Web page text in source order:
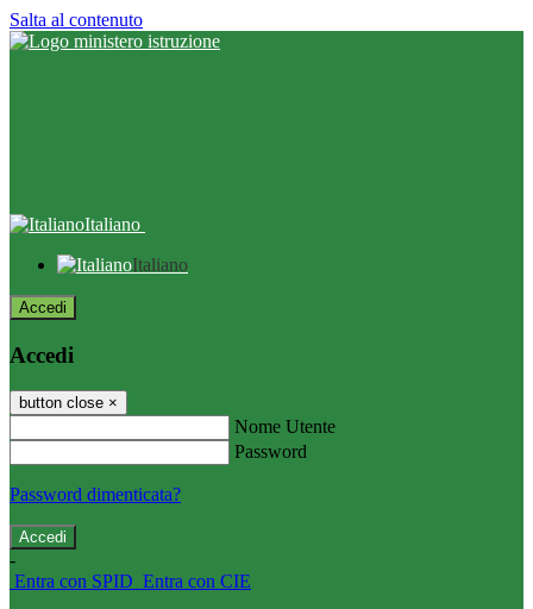
Salta al contenuto
Italiano
Italiano
Accedi
Accedi
button close ×
Nome Utente
Password
Password dimenticata?
-
Entra con SPID Entra con CIE